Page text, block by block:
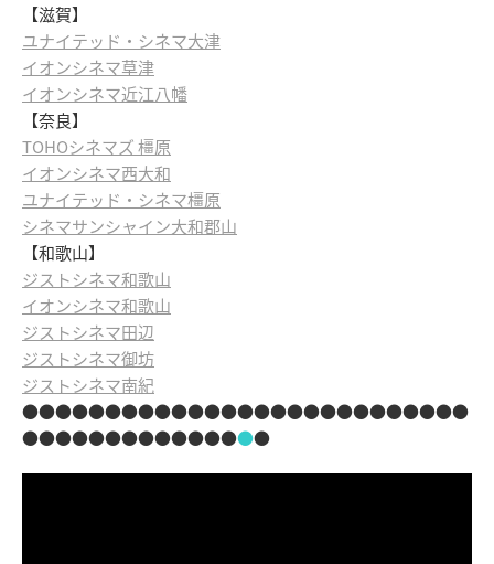
【滋賀】
ユナイテッド・シネマ大津
イオンシネマ草津
イオンシネマ近江八幡
【奈良】
TOHOシネマズ 橿原
イオンシネマ西大和
ユナイテッド・シネマ橿原
シネマサンシャイン大和郡山
【和歌山】
ジストシネマ和歌山
イオンシネマ和歌山
ジストシネマ田辺
ジストシネマ御坊
ジストシネマ南紀
●●●●●●●●●●●●●●●●●●●●●●●●●●●
●●●●●●●●●●●●●●●